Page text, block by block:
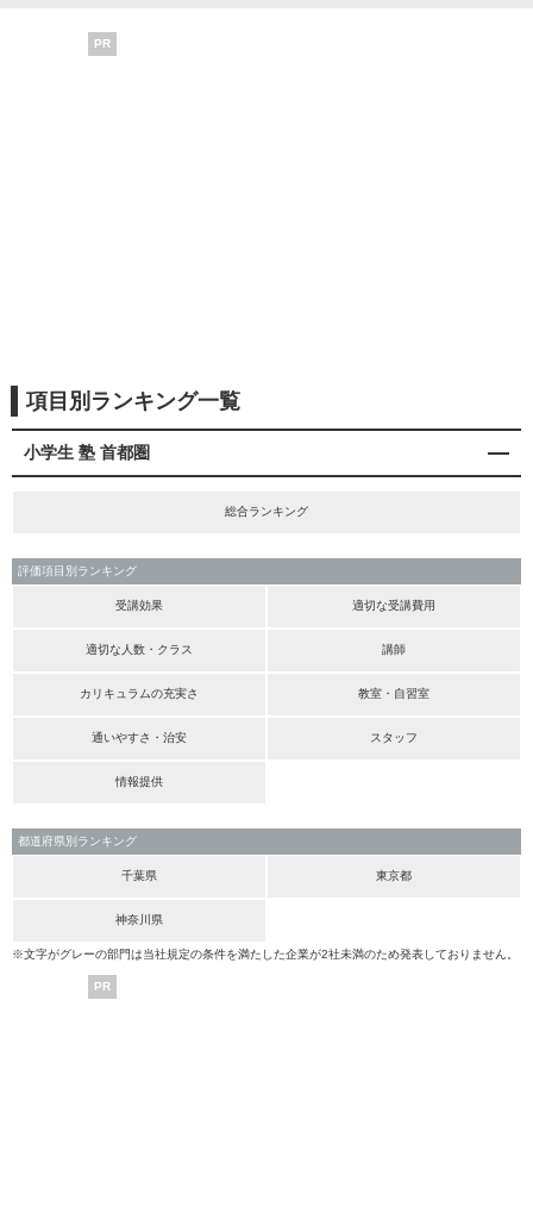
PR
項目別ランキング一覧
小学生 塾 首都圏
総合ランキング
評価項目別ランキング
受講効果 適切な受講費用
適切な人数・クラス 講師
カリキュラムの充実さ 教室・自習室
通いやすさ・治安 スタッフ
情報提供
都道府県別ランキング
千葉県 東京都
神奈川県
※文字がグレーの部門は当社規定の条件を満たした企業が2社未満のため発表しておりません。
PR